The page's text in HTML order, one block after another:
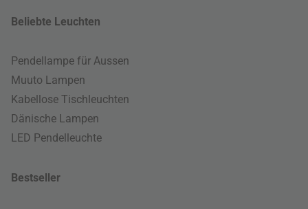
Beliebte Leuchten
Pendellampe für Aussen
Muuto Lampen
Kabellose Tischleuchten
Dänische Lampen
LED Pendelleuchte
Bestseller